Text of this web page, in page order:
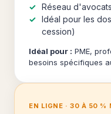
Réseau
Idéal pour les
cession)
Idéal pour : PME,
besoins spécifiques
EN LIGNE · 30 À 50 %